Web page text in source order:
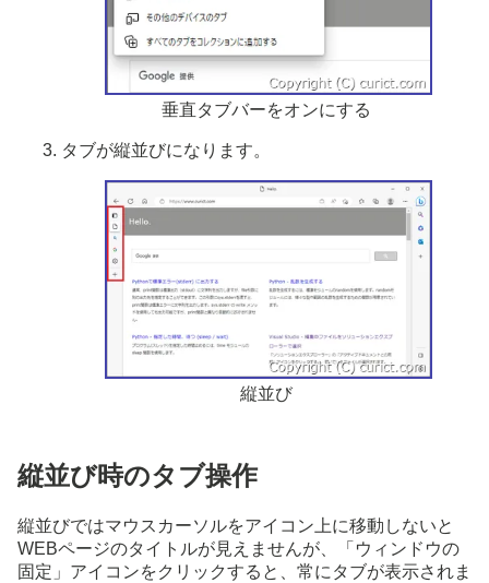
垂直タブバーをオンにする
タブが縦並びになります。
縦並び
縦並び時のタブ操作
縦並びではマウスカーソルをアイコン上に移動しないと
WEBページのタイトルが見えませんが、「ウィンドウの
固定」アイコンをクリックすると、常にタブが表示されま